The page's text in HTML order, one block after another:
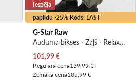
papildu -25% Kods: LAST
Iespēja
G-Star Raw
Auduma bikses · Zaļš · Relaxed Fit
Pašreizējā cena
101,99€
Regulārā cena139,99 €
Zemākā cena105,99 €